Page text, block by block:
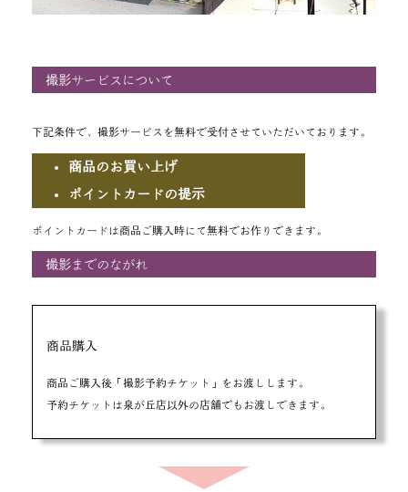
撮影サービスについて
下記条件で、撮影サービスを無料で受付させていただいております。
商品のお買い上げ
ポイントカードの提示
ポイントカードは商品ご購入時にて無料でお作りできます。
撮影までのながれ
商品購入
商品ご購入後「撮影予約チケット」をお渡しします。
予約チケットは泉が丘店以外の店舗でもお渡しできます。